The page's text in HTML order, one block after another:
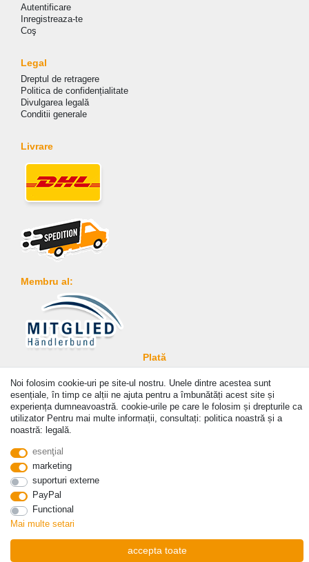
Autentificare
Inregistreaza-te
Coş
Legal
Dreptul de retragere
Politica de сonfidențialitate
Divulgarea legală
Conditii generale
Livrare
Membru al:
Plată
article detail | * Applies to deliveries to the UK!
Noi folosim cookie-uri pe site-ul nostru. Unele dintre acestea sunt
esențiale, în timp ce alții ne ajuta pentru a îmbunătăți acest site și
experiența dumneavoastră. cookie-urile pe care le folosim și drepturile ca
utilizator Pentru mai multe informații, consultați: politica noastră și a
noastră: legală.
esenţial
marketing
suporturi externe
PayPal
Functional
Mai multe setari
accepta toate
Withdraw from contract here